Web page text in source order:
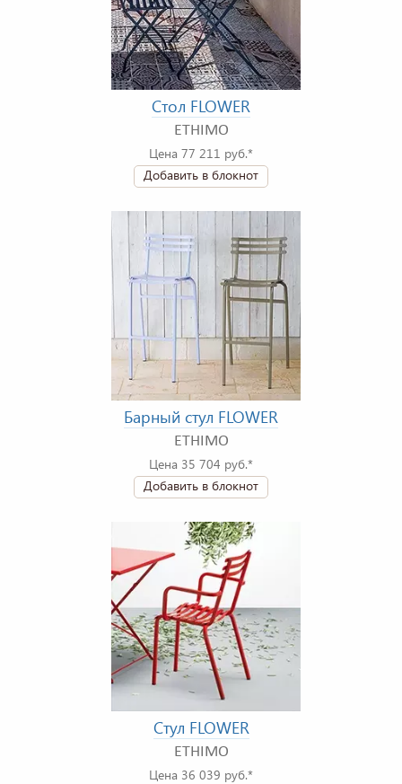
Стол FLOWER
ETHIMO
Цена 77 211 руб.*
Добавить в блокнот
Барный стул FLOWER
ETHIMO
Цена 35 704 руб.*
Добавить в блокнот
Стул FLOWER
ETHIMO
Цена 36 039 руб.*